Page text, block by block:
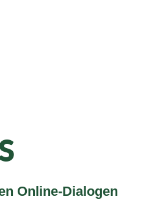
Online-Dialogen